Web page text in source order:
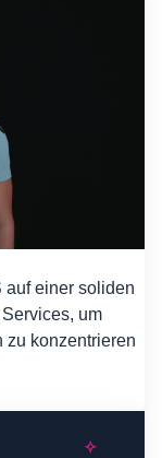
auf einer soliden
um
zu konzentrieren